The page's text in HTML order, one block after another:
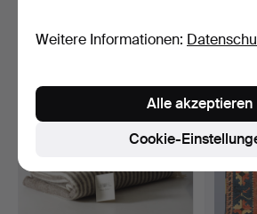
Weitere Informationen:
Cookie-
Alle akzeptieren